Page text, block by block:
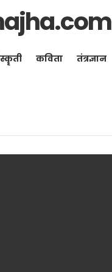
कविता तंत्रज्ञान